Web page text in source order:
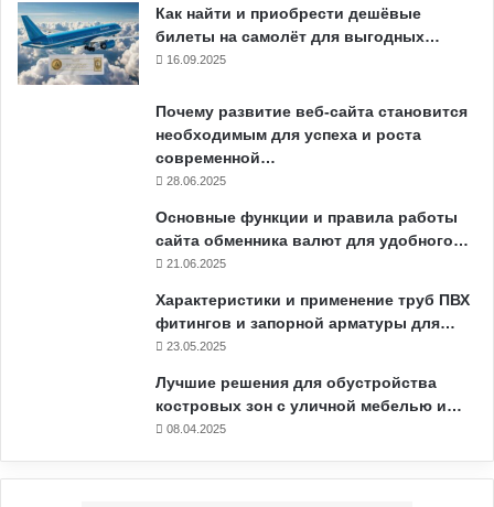
Как найти и приобрести дешёвые
билеты на самолёт для выгодных…
16.09.2025
Почему развитие веб-сайта становится
необходимым для успеха и роста
современной…
28.06.2025
Основные функции и правила работы
сайта обменника валют для удобного…
21.06.2025
Характеристики и применение труб ПВХ
фитингов и запорной арматуры для…
23.05.2025
Лучшие решения для обустройства
костровых зон с уличной мебелью и…
08.04.2025